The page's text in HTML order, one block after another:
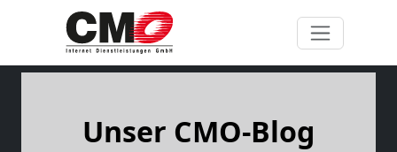
Unser CMO-Blog